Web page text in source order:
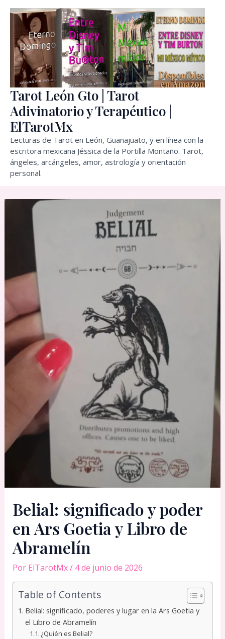
contenido
Tarot León Gto | Tarot
Adivinatorio y Terapéutico |
ElTarotMx
Lecturas de Tarot en León, Guanajuato, y en línea con la
escritora mexicana Jéssica de la Portilla Montaño. Tarot,
ángeles, arcángeles, amor, astrología y orientación
personal.
Belial: significado y poder
en Ars Goetia y Libro de
Abramelín
Por ElTarotMx/ 4 de junio de 2026
Table of Contents
Belial: significado, poderes y lugar en la Ars Goetia y
el Libro de Abramelín
¿Quién es Belial?